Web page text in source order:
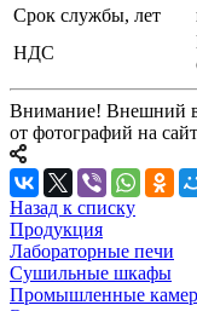
Срок службы, лет
НДС
Внимание! Внешний
от фотографий на
Назад к списку
Продукция
Лабораторные печи
Сушильные шкафы
Промышленные